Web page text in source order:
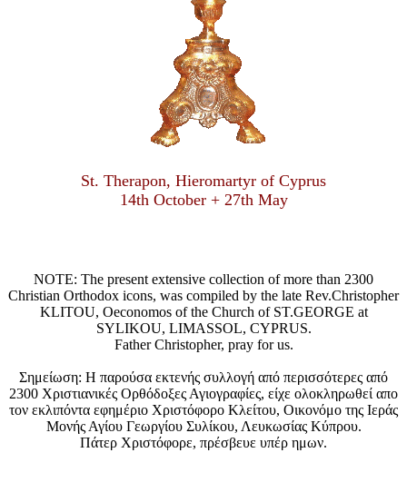
St. Therapon, Hieromartyr of Cyprus
14th October + 27th May
NOTE: The present extensive collection of more than 2300
Christian Orthodox icons, was compiled by the late Rev.Christopher
KLITOU, Oeconomos of the Church of ST.GEORGE at
SYLIKOU, LIMASSOL, CYPRUS.
Father Christopher, pray for us.
Σημείωση: Η παρούσα εκτενής συλλογή από περισσότερες από
2300 Χριστιανικές Ορθόδοξες Αγιογραφίες, είχε ολοκληρωθεί απο
τον εκλιπόντα εφημέριο Χριστόφορο Κλείτου, Οικονόμο της Ιεράς
Μονής Αγίου Γεωργίου Συλίκου, Λευκωσίας Κύπρου.
Πάτερ Χριστόφορε, πρέσβευε υπέρ ημων.